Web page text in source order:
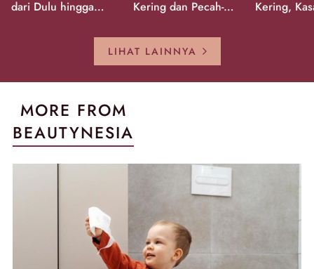
dari Dulu hingga
Kering dan Pecah-
Kering,
LIHAT LAINNYA
MORE FROM
BEAUTYNESIA